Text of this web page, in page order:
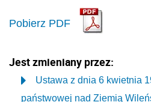
Pobierz PDF
Jest zmieniany przez:
Ustawa z dnia 6 kwietnia
państwowej nad Ziemią